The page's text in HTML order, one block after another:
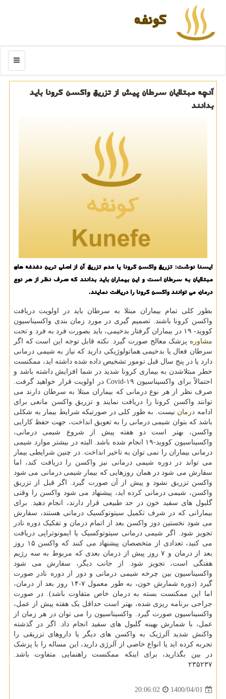
كونفه
منو
آنچه مبتلایان سرطان پیش از تزریق واكسن كرونا باید
بدانند
ایسنا نوشت: تزریق واکسن کرونا یا عدم تزریق آن از اصلی ترین دغدغه های
مبتلایان به سرطان است و این بیماران باید بدانند که صرف نظر از هر نوع
درمان، می توانند واکسن کرونا را دریافت نمایند.
بطور کلی تمام بیماران مبتلا به سرطان باید در اولویت دریافت
واکسن کرونا باشند. تصمیم گیری در مورد زمان بندی واکسیناسیون
کووید- ۱۹ در بیماران گرفتار بدخیمی، باید بصورت فرد به فرد و تحت
مشاوره پزشک معالج صورت گیرد. نکته قابل توجه این است که اگر
سرطان فعال یا بدخیمی هماتولوژیکی دارید که نیاز به شیمی درمانی
دارد یا در پنج سال قبل تومور تشخیص داده شده داشته اید، ممکنست
خطر مبتلاشدن به بیماری کرونا شدید در شما افزایش داشته باشد و
احتمالاً برای واکسیناسیون Covid-۱۹ در اولویت قرار خواهید گرفت.
صرف نظر از هر نوع درمانی که بیماران مبتلا به سرطان دارند می
توانند واکسن کرونا را دریافت نمایند و تزریق واکسن مانعی برای
ادامه درمان نیست. به طور کلی در صورتیکه شرایط بیمار به شکلی
باشد که بتوان شیمی درمانی را به تعویق انداخت، جهت حفظ کارایی
واکسن، بهتر است دو هفته پیش از شروع شیمی درمانی،
واکسیناسیون کووید-۱۹ انجام شده باشد. البته در بیشتر موارد شیمی
درمانی بیماران را نمی توان به تاخیر انداخت. در چنین شرایطی بیمار
می تواند در دوره شیمی درمانی نیز واکسن را دریافت کند، اما
سفارش می شود در همان روزهایی که بیمار شیمی درمانی می شود
واکسن تزریق نشود و پیش از آن صورت گیرد. اگر قبل از تزریق
واکسن، شیمی درمانی کرده اید، پیشنهاد می شود واکسن را وقتی
گلبول های سفید خون در حد طبیعی قرار دارند، انجام دهید. برای
بیمارانی که در شرف تکمیل سیتوتوکسیک درمانی هستند، سفارش
می شود نخستین دوز واکسن بعد از اتمام درمان و تفکیک دوره نادر
تجویز شود. اگر شیمی درمانی سیتوتوکسیک یا ایمونوتراپی دریافت
می کنید، تعدادی از متخصصان پیشنهاد می کنند که واکسن ۱۵ روز
بعد از درمان و ۷ روز پیش از درمان بعدی که مربوط به سه رژیم
هفتگی است، تجویز شود. از جانب دیگر، سفارش می شود
واکسیناسیون بین چرخه شیمی درمانی و دور از دوره نادر صورت
گیرد (دوره شمارش خون، به طور معمول ۷-۱۴ روز بعد از درمان،
اما این ممکنست بسته به درمان خاص متفاوت باشد). در صورت
جراحی برنامه ریزی شده، بهتر است حداقل یک هفته پیش از عمل،
واکسیناسیون صورت گیرد. واکسیناسیون را می توان در هر زمان از
عمل، با شمارش بهینه گلبول های سفید انجام داد. اگر در گذشته
واکنش شدید آلرژیک به واکسن های دیگر یا داروهای تزریقی را
تجربه کرده اید یا انواع خاصی از آلرژی دارید، این مساله را با پزشک
در بین بگذارید، برای اینکه ممکنست راهنمایی متفاوت باشد.
۲۳۵۲۳۷
1400/04/01
20:06:02